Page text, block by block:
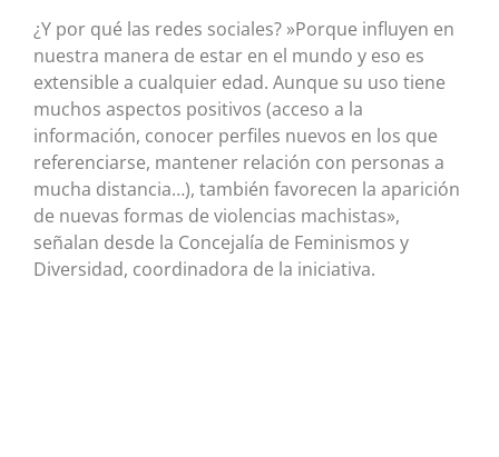
¿Y por qué las redes sociales? »Porque influyen en
nuestra manera de estar en el mundo y eso es
extensible a cualquier edad. Aunque su uso tiene
muchos aspectos positivos (acceso a la
información, conocer perfiles nuevos en los que
referenciarse, mantener relación con personas a
mucha distancia…), también favorecen la aparición
de nuevas formas de violencias machistas»,
señalan desde la Concejalía de Feminismos y
Diversidad, coordinadora de la iniciativa.